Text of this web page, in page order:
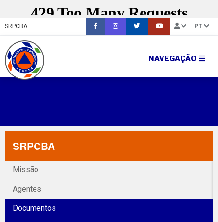
SRPCBA PT
NAVEGAÇÃO
SRPCBA
Missão
Agentes
Documentos